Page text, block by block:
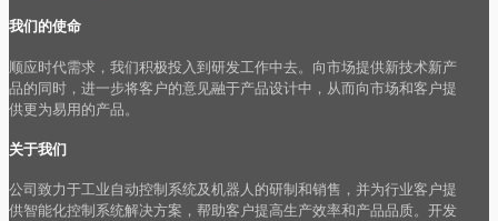
我们的使命
顺应时代需求，我们积极投入到研发工作中去。向市场提供新技术新产
品的同时，进一步将客户的意见融于产品设计中，从而向市场和客户提
供更为易用的产品。
关于我们
公司致力于工业自动控制系统及机器人的研制和销售，并为行业客户提
供智能化控制系统解决方案，帮助客户提高生产效率和产品品质。开发